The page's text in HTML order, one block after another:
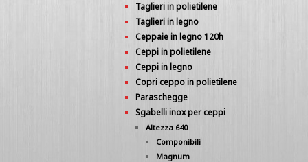
Taglieri in polietilene
Taglieri in legno
Ceppaie in legno 120h
Ceppi in polietilene
Ceppi in legno
Copri ceppo in polietilene
Paraschegge
Sgabelli inox per ceppi
Altezza 640
Componibili
Magnum